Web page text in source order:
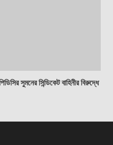
সুমনের সিন্ডিকেট বাহিনীর বিরুদ্ধে